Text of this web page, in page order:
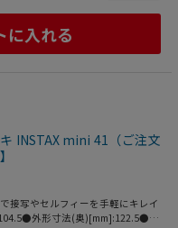
に入れる
INSTAX mini 41（ご注文
接写やセルフィーを手軽にキレイ
外形寸法(奥)[mm]:122.5●外